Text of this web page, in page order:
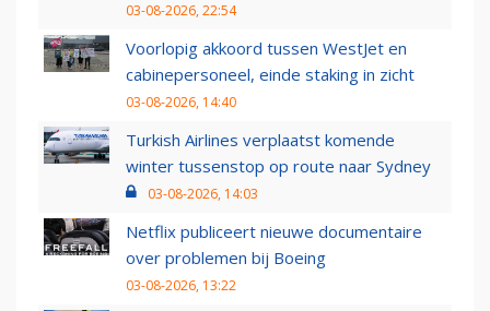
03-08-2026, 22:54
Voorlopig akkoord tussen WestJet en
cabinepersoneel, einde staking in zicht
03-08-2026, 14:40
Turkish Airlines verplaatst komende
winter tussenstop op route naar Sydney
03-08-2026, 14:03
Netflix publiceert nieuwe documentaire
over problemen bij Boeing
03-08-2026, 13:22